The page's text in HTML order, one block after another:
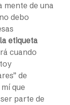
mente de una
debo
etiqueta
cuando
de
que
parte de